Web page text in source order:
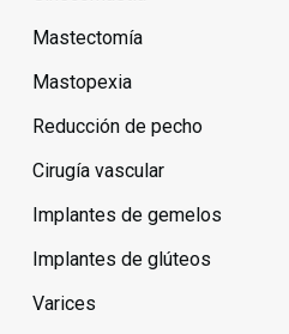
Mastectomía
Mastopexia
Reducción de pecho
Cirugía vascular
Implantes de gemelos
Implantes de glúteos
Varices